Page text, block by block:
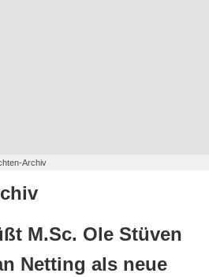
Archiv
M.Sc. Ole Stüven
Netting als neue